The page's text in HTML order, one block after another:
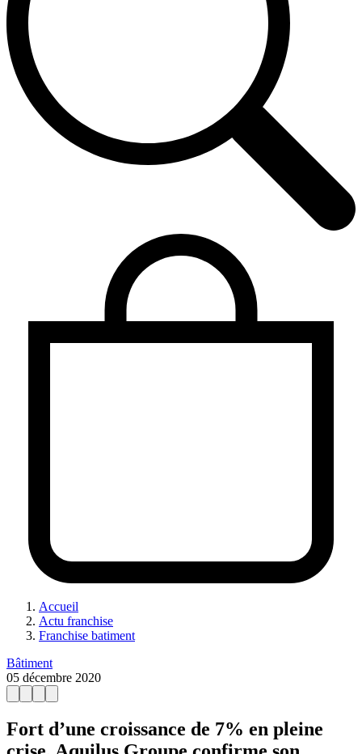
Accueil
Actu franchise
Franchise batiment
Bâtiment
05 décembre 2020
Fort d’une croissance de 7% en pleine